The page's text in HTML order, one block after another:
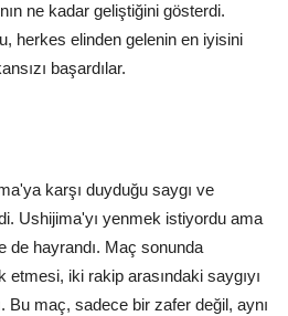
ne kadar geliştiğini gösterdi.
herkes elinden gelenin en iyisini
başardılar.
karşı duyduğu saygı ve
Ushijima'yı yenmek istiyordu ama
de hayrandı. Maç sonunda
etmesi, iki rakip arasındaki saygıyı
Bu maç, sadece bir zafer değil, aynı